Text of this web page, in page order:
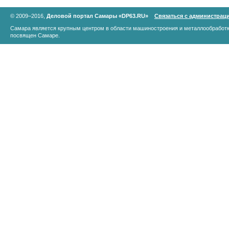
© 2009–2016, Деловой портал Самары «DP63.RU»
Связаться с
Самара является крупным центром в области машиностроения и
посвящен Самаре.